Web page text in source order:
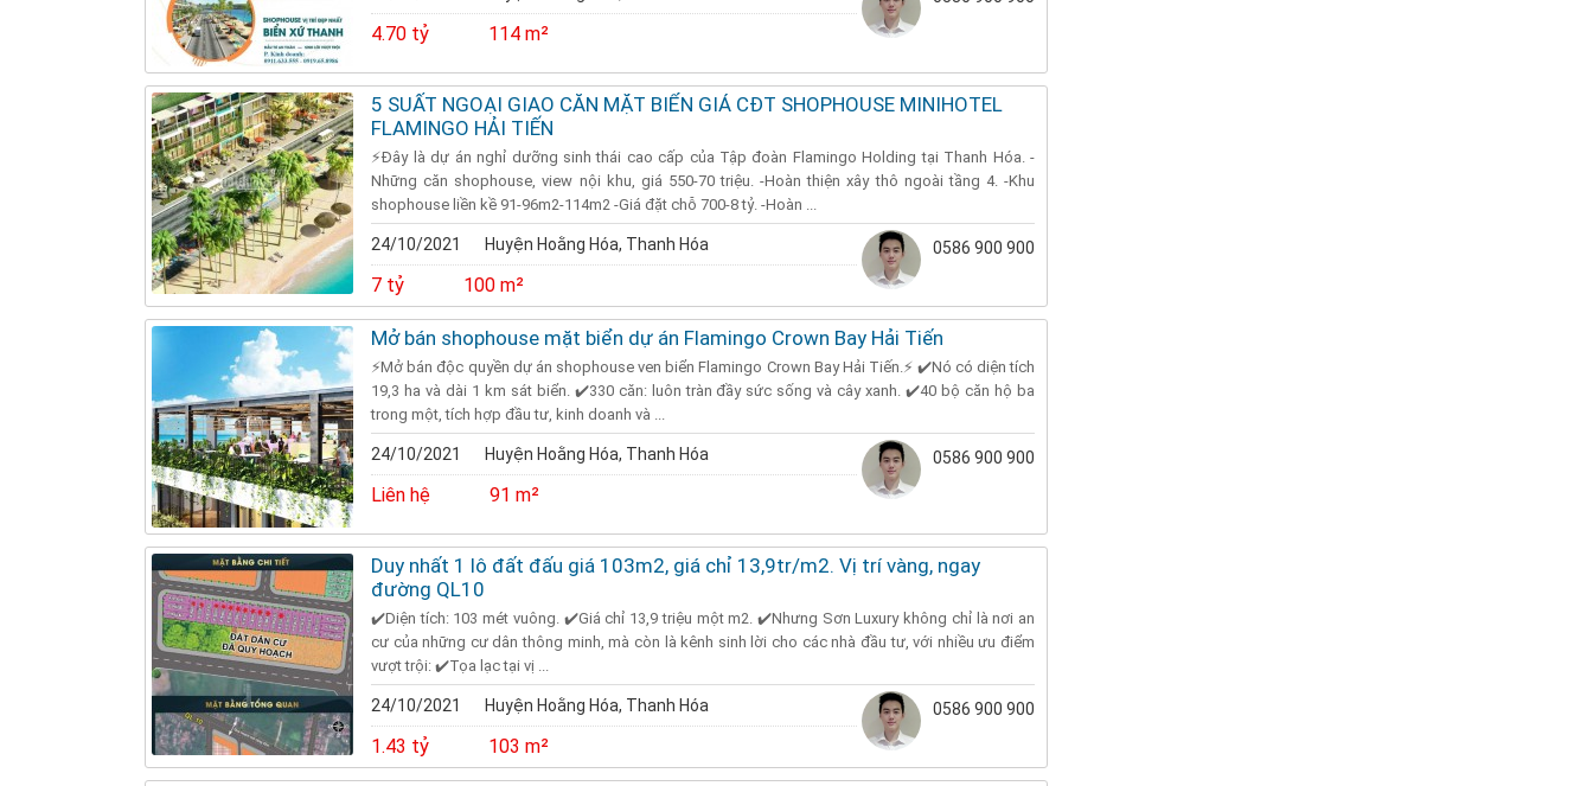
4.70 tỷ 114 m²
5 SUẤT NGOẠI GIAO CĂN MẶT BIỂN GIÁ CĐT SHOPHOUSE MINIHOTEL
FLAMINGO HẢI TIẾN
⚡Đây là dự án nghỉ dưỡng sinh thái cao cấp của Tập đoàn Flamingo Holding tại Thanh Hóa. -
Những căn shophouse, view nội khu, giá 550-70 triệu. -Hoàn thiện xây thô ngoài tầng 4. -Khu
shophouse liền kề 91-96m2-114m2 -Giá đặt chỗ 700-8 tỷ. -Hoàn ...
24/10/2021 Huyện Hoằng Hóa, Thanh Hóa
7 tỷ 100 m²
0586 900 900
Mở bán shophouse mặt biển dự án Flamingo Crown Bay Hải Tiến
⚡Mở bán độc quyền dự án shophouse ven biển Flamingo Crown Bay Hải Tiến.⚡ ✔️Nó có diện tích
19,3 ha và dài 1 km sát biển. ✔️330 căn: luôn tràn đầy sức sống và cây xanh. ✔️40 bộ căn hộ ba
trong một, tích hợp đầu tư, kinh doanh và ...
24/10/2021 Huyện Hoằng Hóa, Thanh Hóa
Liên hệ 91 m²
0586 900 900
Duy nhất 1 lô đất đấu giá 103m2, giá chỉ 13,9tr/m2. Vị trí vàng, ngay
đường QL10
✔️Diện tích: 103 mét vuông. ✔️Giá chỉ 13,9 triệu một m2. ✔️Nhưng Sơn Luxury không chỉ là nơi an
cư của những cư dân thông minh, mà còn là kênh sinh lời cho các nhà đầu tư, với nhiều ưu điểm
vượt trội: ✔️Tọa lạc tại vị ...
24/10/2021 Huyện Hoằng Hóa, Thanh Hóa
1.43 tỷ 103 m²
0586 900 900